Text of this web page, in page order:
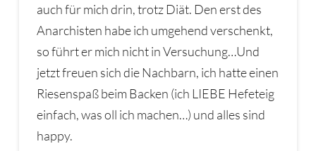
auch für mich drin, trotz Diät. Den erst des
Anarchisten habe ich umgehend verschenkt,
so führt er mich nicht in Versuchung…Und
jetzt freuen sich die Nachbarn, ich hatte einen
Riesenspaß beim Backen (ich LIEBE Hefeteig
einfach, was oll ich machen…) und alles sind
happy.